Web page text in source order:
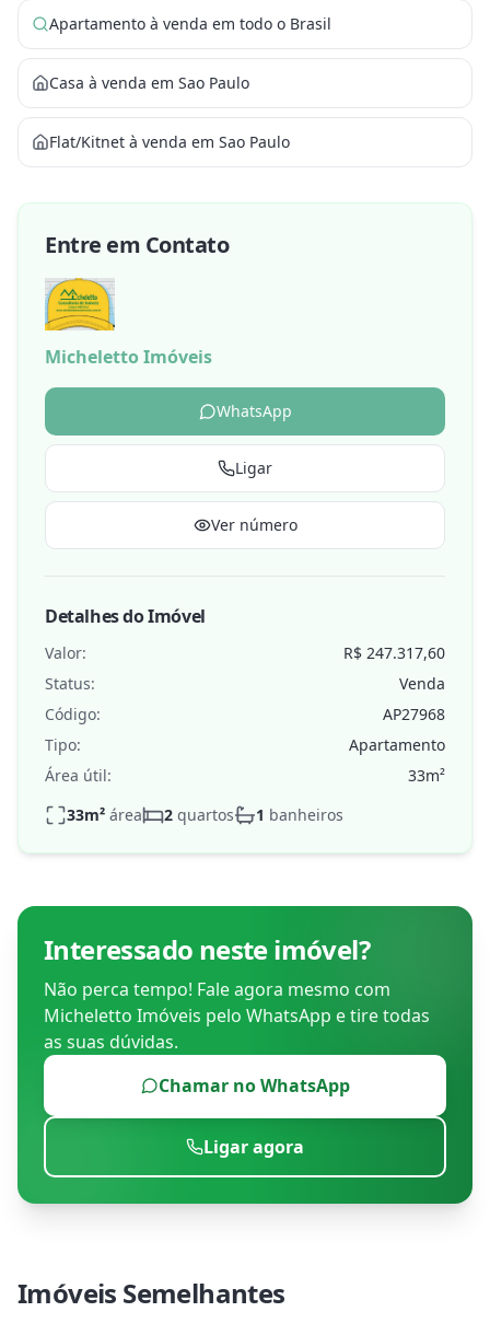
Apartamento à venda em todo o Brasil
Casa à venda em Sao Paulo
Flat/Kitnet à venda em Sao Paulo
Entre em Contato
Micheletto Imóveis
WhatsApp
Ligar
Ver número
Detalhes do Imóvel
Valor:
R$ 247.317,60
Status:
Venda
Código:
AP27968
Tipo:
Apartamento
Área útil:
33m²
33m² área 2 quartos 1 banheiros
Interessado neste imóvel?
Não perca tempo! Fale agora mesmo com
Micheletto Imóveis pelo WhatsApp e tire todas
as suas dúvidas.
Chamar no WhatsApp
Ligar agora
Imóveis Semelhantes